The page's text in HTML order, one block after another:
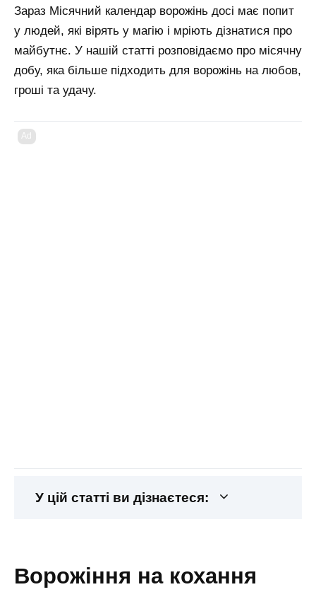
Зараз Місячний календар ворожінь досі має попит
у людей, які вірять у магію і мріють дізнатися про
майбутнє. У нашій статті розповідаємо про місячну
добу, яка більше підходить для ворожінь на любов,
гроші та удачу.
Ad
У цій статті ви дізнаєтеся:
ворожіння на кохання